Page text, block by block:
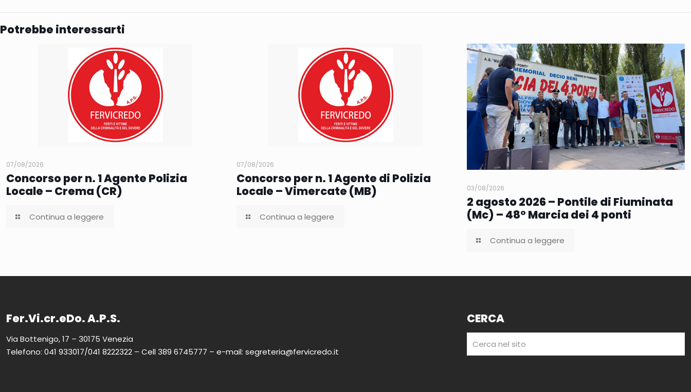
Potrebbe interessarti
07/08/2026
Concorso per n. 1 Agente Polizia
Locale – Crema (CR)
Continua a leggere
07/08/2026
Concorso per n. 1 Agente di Polizia
Locale – Vimercate (MB)
Continua a leggere
03/08/2026
2 agosto 2026 – Pontile di Fiuminata
(Mc) – 48° Marcia dei 4 ponti
Continua a leggere
Fer.Vi.cr.eDo. A.P.S.
Via Bottenigo, 17 – 30175 Venezia
Telefono: 041 933017/041 8222322 – Cell 389 6745777 – e-mail: segreteria@fervicredo.it
CERCA